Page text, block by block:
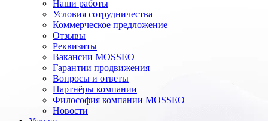
Наши работы
Условия сотрудничества
Коммерческое предложение
Отзывы
Реквизиты
Вакансии MOSSEO
Гарантии продвижения
Вопросы и ответы
Партнёры компании
Философия компании MOSSEO
Новости